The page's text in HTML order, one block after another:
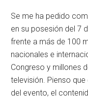
Se me ha pedido
en su posesión del 7
frente a más de 100
nacionales e
Congreso y millones
televisión. Pienso
del evento, el